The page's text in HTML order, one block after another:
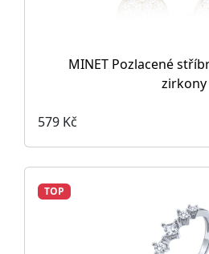
MINET Pozlacené
zirkony
579 Kč
TOP